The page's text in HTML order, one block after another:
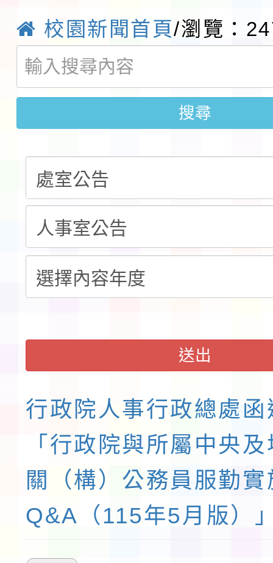
鎮韌性（防空）演習－
速演練執行計畫」
「115年金融知識線上
法」
本校115學年度第1學
第3次招考代課鐘點教
檢送「桃園市115學年
本市「115學年度學生
程安排一案
「桃園市補助參觀特色
展演活動實施計畫」
請一案
校園新聞首頁/瀏覽：
搜尋
送出
行政院人事行政總處
「行政院與所屬中央
關（構）公務員服勤
Q&A（115年5月版）